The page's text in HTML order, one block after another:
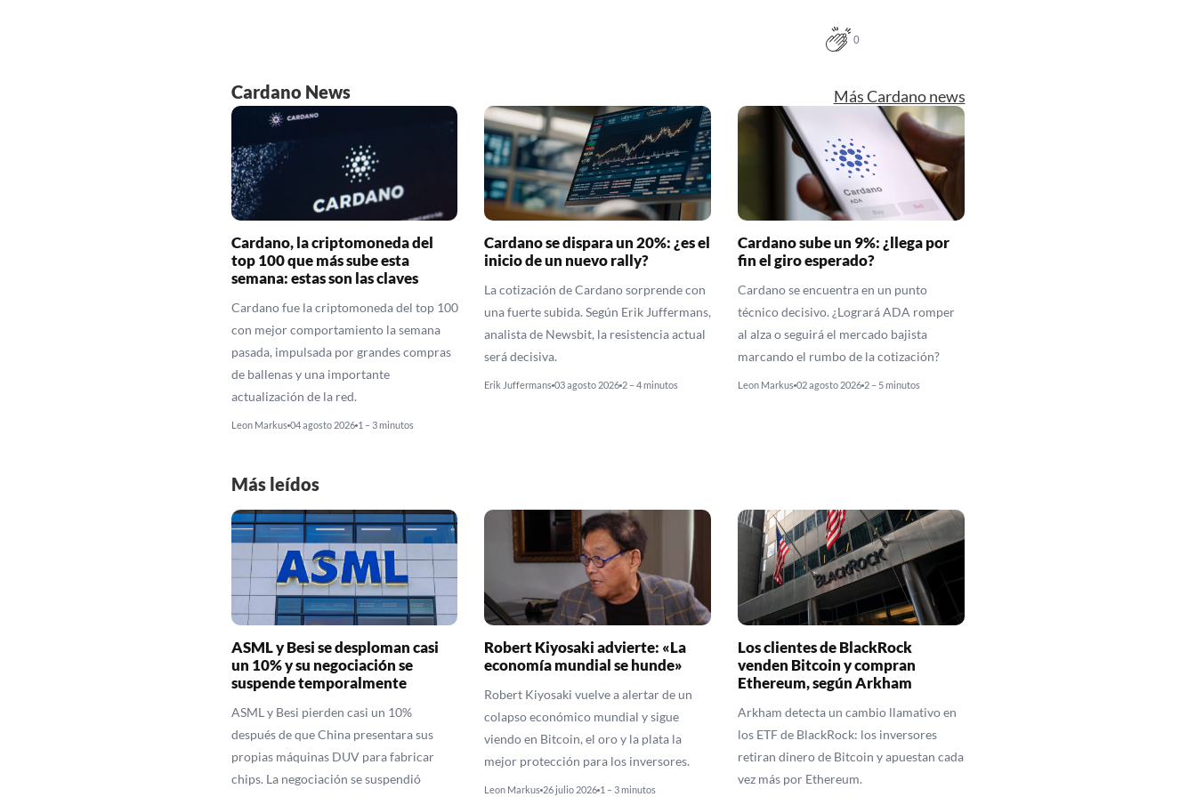
0
Cardano News Más Cardano news
Cardano, la criptomoneda del
top 100 que más sube esta
semana: estas son las claves
Cardano fue la criptomoneda del top 100
con mejor comportamiento la semana
pasada, impulsada por grandes compras
de ballenas y una importante
actualización de la red.
Leon Markus 04 agosto 2026 1 – 3 minutos
Cardano se dispara un 20%: ¿es el
inicio de un nuevo rally?
La cotización de Cardano sorprende con
una fuerte subida. Según Erik Juffermans,
analista de Newsbit, la resistencia actual
será decisiva.
Erik Juffermans 03 agosto 2026 2 – 4 minutos
Cardano sube un 9%: ¿llega por
fin el giro esperado?
Cardano se encuentra en un punto
técnico decisivo. ¿Logrará ADA romper
al alza o seguirá el mercado bajista
marcando el rumbo de la cotización?
Leon Markus 02 agosto 2026 2 – 5 minutos
Más leídos
ASML y Besi se desploman casi
un 10% y su negociación se
suspende temporalmente
ASML y Besi pierden casi un 10%
después de que China presentara sus
propias máquinas DUV para fabricar
chips. La negociación se suspendió
Robert Kiyosaki advierte: «La
economía mundial se hunde»
Robert Kiyosaki vuelve a alertar de un
colapso económico mundial y sigue
viendo en Bitcoin, el oro y la plata la
mejor protección para los inversores.
Leon Markus 26 julio 2026 1 – 3 minutos
Los clientes de BlackRock
venden Bitcoin y compran
Ethereum, según Arkham
Arkham detecta un cambio llamativo en
los ETF de BlackRock: los inversores
retiran dinero de Bitcoin y apuestan cada
vez más por Ethereum.